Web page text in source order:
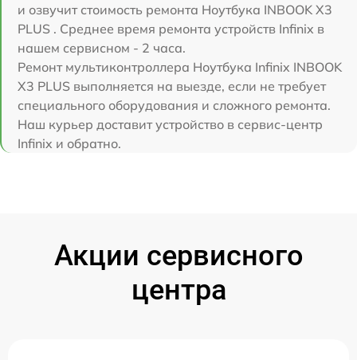
и озвучит стоимость ремонта Ноутбука INBOOK X3
PLUS . Среднее время ремонта устройств Infinix в
нашем сервисном - 2 часа.
Ремонт мультиконтроллера Ноутбука Infinix INBOOK
X3 PLUS выполняется на выезде, если не требует
специального оборудования и сложного ремонта.
Наш курьер доставит устройство в сервис-центр
Infinix и обратно.
Акции сервисного
центра